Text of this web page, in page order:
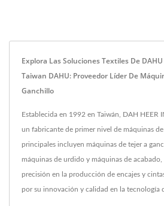
Explora Las Soluciones Textiles De
Taiwan DAHU: Proveedor Líder De
Ganchillo
Establecida en 1992 en Taiwán, DAH HEER
un fabricante de primer nivel de máquinas
principales incluyen máquinas de tejer a
máquinas de urdido y máquinas de acabado,
precisión en la producción de encajes y
por su innovación y calidad en la tecnología